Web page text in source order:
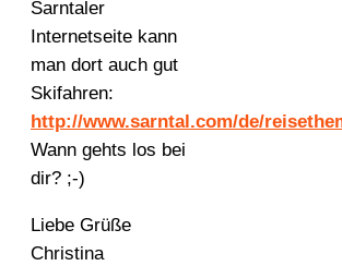
Sarntaler
Internetseite kann
man dort auch gut
Skifahren:
http://www.sarntal.com/de/
Wann gehts los bei
dir? ;-)
Liebe Grüße
Christina